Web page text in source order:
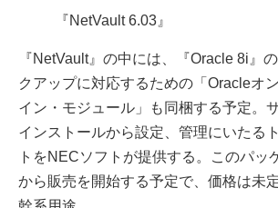
『NetVault 6.03』
『NetVault』の中には、『Oracle 8i』
クアップに対応するための「Oracleオ
イン・モジュール」も同梱する予定。
インストールから設定、管理にいたる
トをNECソフトが提供する。このパッ
から販売を開始する予定で、価格は未